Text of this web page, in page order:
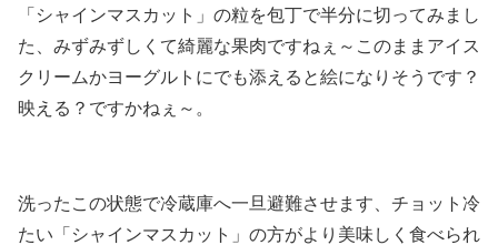
「シャインマスカット」の粒を包丁で半分に切ってみまし
た、みずみずしくて綺麗な果肉ですねぇ～このままアイス
クリームかヨーグルトにでも添えると絵になりそうです？
映える？ですかねぇ～。
洗ったこの状態で冷蔵庫へ一旦避難させます、チョット冷
たい「シャインマスカット」の方がより美味しく食べられ